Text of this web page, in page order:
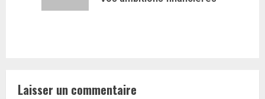
Laisser un commentaire